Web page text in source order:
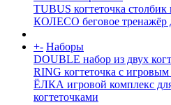
TUBUS когтеточка
КОЛЕСО беговое тренажёр
+- Наборы
DOUBLE набор из двух
RING когтеточка c
ЁЛКА игровой комплекс
когтеточками